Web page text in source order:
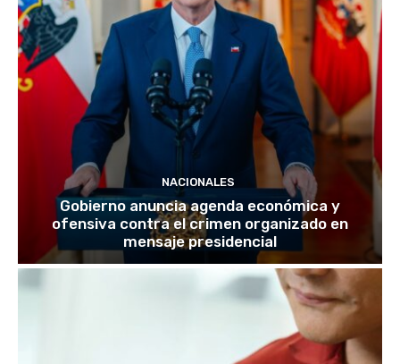
NACIONALES
Gobierno anuncia agenda económica y
ofensiva contra el crimen organizado en
mensaje presidencial